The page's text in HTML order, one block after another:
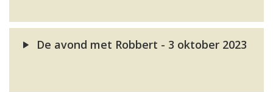
De avond met Robbert - 3 oktober 2023